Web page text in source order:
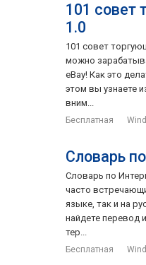
101 совет
1.0
101 совет
можно
eBay! Как это
этом вы узнаете
вним...
Бесплатная
Словарь
Словарь по
часто
языке, так и на
найдете перевод
тер...
Бесплатная